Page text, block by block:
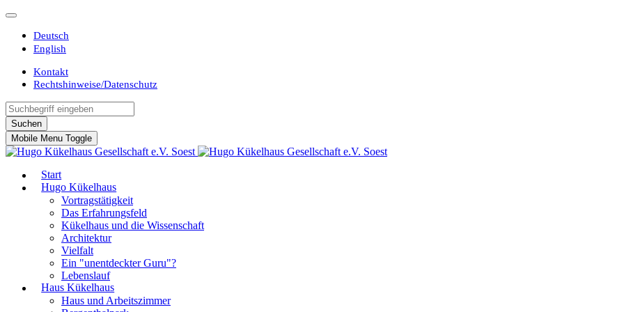
Deutsch
English
Kontakt
Rechtshinweise/Datenschutz
Suchen
Mobile Menu Toggle
Start
Hugo Kükelhaus
Vortragstätigkeit
Das Erfahrungsfeld
Kükelhaus und die Wissenschaft
Architektur
Vielfalt
Ein "unentdeckter Guru"?
Lebenslauf
Haus Kükelhaus
Haus und Arbeitszimmer